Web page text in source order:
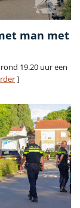
man met
19.20 uur een
]